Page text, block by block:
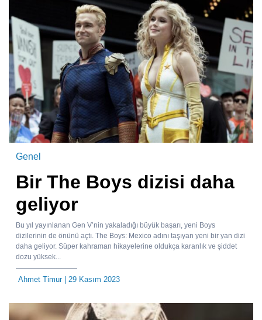
Genel
Bir The Boys dizisi daha
geliyor
Bu yıl yayınlanan Gen V’nin yakaladığı büyük başarı, yeni Boys
dizilerinin de önünü açtı. The Boys: Mexico adını taşıyan yeni bir yan dizi
daha geliyor. Süper kahraman hikayelerine oldukça karanlık ve şiddet
dozu yüksek...
Ahmet Timur| 29 Kasım 2023